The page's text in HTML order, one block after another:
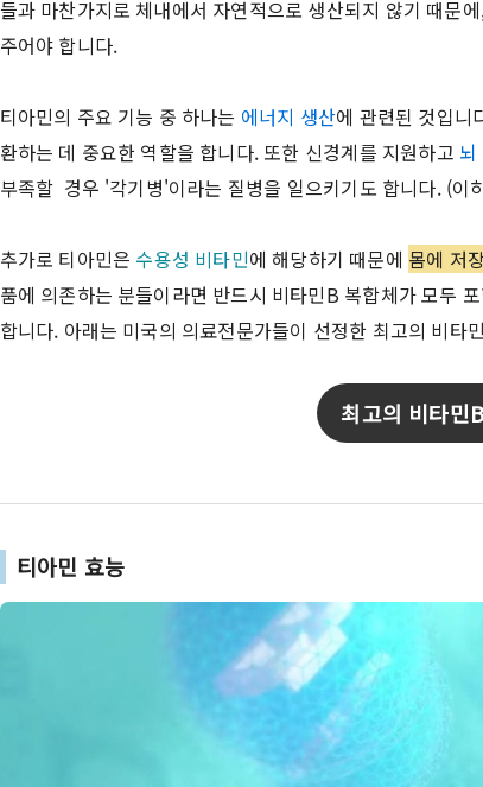
들과 마찬가지로 체내에서 자연적으로 생산되지 않기 때문
주어야 합니다.
티아민의 주요 기능 중 하나는 에너지 생산에 관련된 것입니
환하는 데 중요한 역할을 합니다. 또한 신경계를 지원하고 뇌
부족할 경우 '각기병'이라는 질병을 일으키기도 합니다. (이
추가로 티아민은 수용성 비타민에 해당하기 때문에 몸에 저
품에 의존하는 분들이라면 반드시 비타민B 복합체가 모두
합니다. 아래는 미국의 의료전문가들이 선정한 최고의 비타
최고의 비타민
티아민 효능